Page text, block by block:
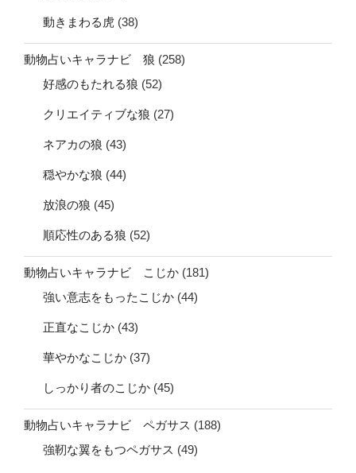
動きまわる虎 (38)
動物占いキャラナビ 狼 (258)
好感のもたれる狼 (52)
クリエイティブな狼 (27)
ネアカの狼 (43)
穏やかな狼 (44)
放浪の狼 (45)
順応性のある狼 (52)
動物占いキャラナビ こじか (181)
強い意志をもったこじか (44)
正直なこじか (43)
華やかなこじか (37)
しっかり者のこじか (45)
動物占いキャラナビ ペガサス (188)
強靭な翼をもつペガサス (49)